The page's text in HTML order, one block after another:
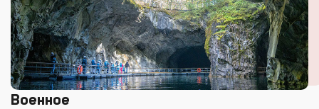
Военное